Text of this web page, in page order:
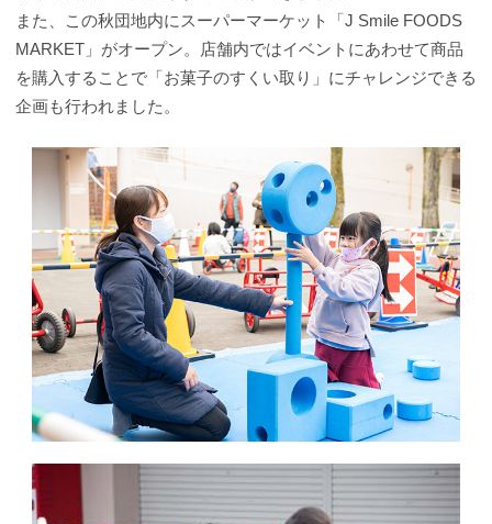
また、この秋団地内にスーパーマーケット「J Smile FOODS
MARKET」がオープン。店舗内ではイベントにあわせて商品
を購入することで「お菓子のすくい取り」にチャレンジできる
企画も行われました。